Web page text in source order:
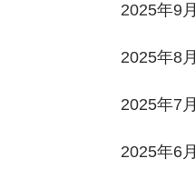
2025年9月
2025年8月
2025年7月
2025年6月